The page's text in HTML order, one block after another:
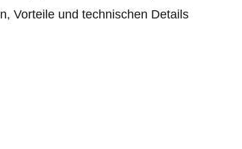
Vorteile und technischen Details